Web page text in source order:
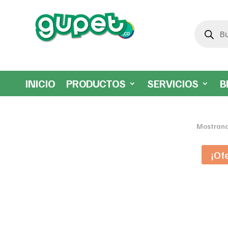
productos
INICIO PRODUCTOS SERVICIOS